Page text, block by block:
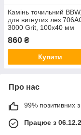
Камінь точильний BBW,
для вигнутих лез
3000 Grit, 100х40 мм
(Бельгія)
860 ₴
Купити
Про нас
99% позитивних з
Працює з